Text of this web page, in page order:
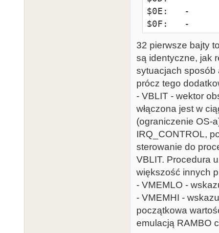
$0E:   -
$0F:   -
$10:
blittera
$13:
$14:
$15:   P0
overlay/
$16:   P1
overlay/
$17:   P2
overlay/
$18:   P3
overlay/
$19:   -
$1A:   -
$1B:   -
$1C:   -
32 pierwsze bajty
są identyczne, jak
sytuacjach sposób
prócz tego
- VBLIT - wektor
włączona jest w
(ograniczenie OS-
IRQ_CONTROL,
sterowanie do
VBLIT. Procedura
większość innych
- VMEMLO -
- VMEMHI -
początkowa
emulacją RAMBO